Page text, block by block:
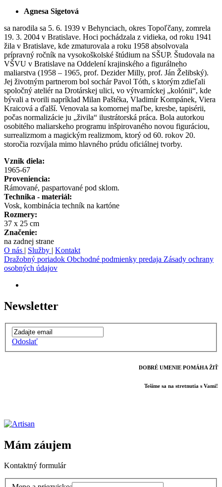
Agnesa Sigetová
sa narodila sa 5. 6. 1939 v Behynciach, okres Topoľčany, zomrela
19. 3. 2004 v Bratislave. Hoci pochádzala z vidieka, od roku 1941
žila v Bratislave, kde zmaturovala a roku 1958 absolvovala
prípravný ročník na vysokoškolské štúdium na SŠUP. Študovala na
VŠVU v Bratislave na Oddelení krajinského a figurálneho
maliarstva (1958 – 1965, prof. Dezider Milly, prof. Ján Želibský).
Jej životným partnerom bol sochár Pavol Tóth, s ktorým zdieľali
spoločný ateliér na Drotárskej ulici, vo výtvarníckej „kolónii“, kde
bývali a tvorili napríklad Milan Paštéka, Vladimír Kompánek, Viera
Kraicová a ďalší. Venovala sa komornej maľbe, kresbe, tapisérii,
počas normalizácie ju „živila“ ilustrátorská práca. Bola autorkou
osobitého maliarskeho programu inšpirovaného novou figuráciou,
surrealizmom a magickým realizmom, ktorý od 60. rokov 20.
storočia rozvíjala mimo hlavného prúdu oficiálnej tvorby.
Vznik diela:
1965-67
Proveniencia:
Rámované, paspartované pod sklom.
Technika - materiál:
Vosk, kombinácia techník na kartóne
Rozmery:
37 x 25 cm
Značenie:
na zadnej strane
O nás | Služby | Kontakt
Dražobný poriadok Obchodné podmienky predaja Zásady ochrany
osobných údajov
Newsletter
Odoslať
DOBRÉ UMENIE POMÁHA ŽIŤ
Tešíme sa na stretnutia s Vami!
Mám záujem
Kontaktný formulár